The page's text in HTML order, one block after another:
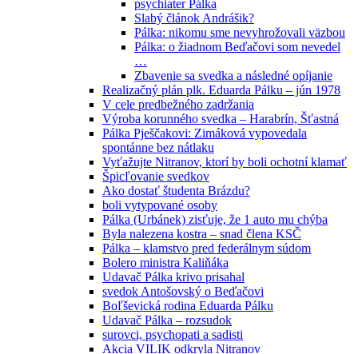
psychiater Pálka
Slabý článok Andrášik?
Pálka: nikomu sme nevyhrožovali väzbou
Pálka: o žiadnom Beďačovi som nevedel
…
Zbavenie sa svedka a následné opíjanie
Realizačný plán plk. Eduarda Pálku – jún 1978
V cele predbežného zadržania
Výroba korunného svedka – Harabrín, Šťastná
Pálka Pješčakovi: Zimáková vypovedala
spontánne bez nátlaku
Vyťažujte Nitranov, ktorí by boli ochotní klamať
Špicľovanie svedkov
Ako dostať študenta Brázdu?
boli vytypované osoby
Pálka (Urbánek) zisťuje, že 1 auto mu chýba
Byla nalezena kostra – snad člena KSČ
Pálka – klamstvo pred federálnym súdom
Bolero ministra Kaliňáka
Udavač Pálka krivo prisahal
svedok Antošovský o Beďačovi
Boľševická rodina Eduarda Pálku
Udavač Pálka – rozsudok
surovci, psychopati a sadisti
Akcia VILIK odkryla Nitranov